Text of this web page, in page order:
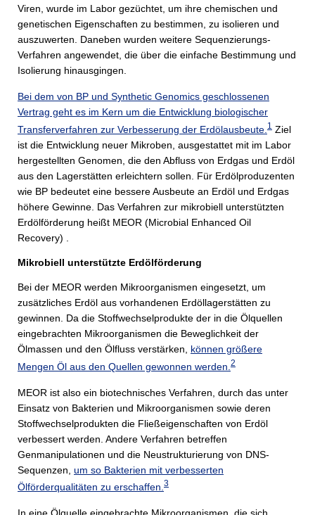
Viren, wurde im Labor gezüchtet, um ihre chemischen und
genetischen Eigenschaften zu bestimmen, zu isolieren und
auszuwerten. Daneben wurden weitere Sequenzierungs-
Verfahren angewendet, die über die einfache Bestimmung und
Isolierung hinausgingen.
Bei dem von BP und Synthetic Genomics geschlossenen
Vertrag geht es im Kern um die Entwicklung biologischer
Transferverfahren zur Verbesserung der Erdölausbeute. 1
Ziel
ist die Entwicklung neuer Mikroben, ausgestattet mit im Labor
hergestellten Genomen, die den Abfluss von Erdgas und Erdöl
aus den Lagerstätten erleichtern sollen. Für Erdölproduzenten
wie BP bedeutet eine bessere Ausbeute an Erdöl und Erdgas
höhere Gewinne. Das Verfahren zur mikrobiell unterstützten
Erdölförderung heißt MEOR (Microbial Enhanced Oil
Recovery) .
Mikrobiell unterstützte Erdölförderung
Bei der MEOR werden Mikroorganismen eingesetzt, um
zusätzliches Erdöl aus vorhandenen Erdöllagerstätten zu
gewinnen. Da die Stoffwechselprodukte der in die Ölquellen
eingebrachten Mikroorganismen die Beweglichkeit der
Ölmassen und den Ölfluss verstärken, können größere
Mengen Öl aus den Quellen gewonnen werden. 2
MEOR ist also ein biotechnisches Verfahren, durch das unter
Einsatz von Bakterien und Mikroorganismen sowie deren
Stoffwechselprodukten die Fließeigenschaften von Erdöl
verbessert werden. Andere Verfahren betreffen
Genmanipulationen und die Neustrukturierung von DNS-
Sequenzen, um so Bakterien mit verbesserten
Ölförderqualitäten zu erschaffen.3